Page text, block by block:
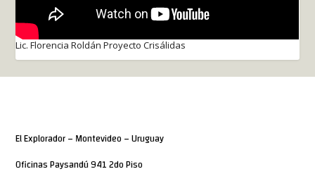
Lic. Florencia Roldán Proyecto Crisálidas
El Explorador – Montevideo – Uruguay
Oficinas Paysandú 941 2do Piso